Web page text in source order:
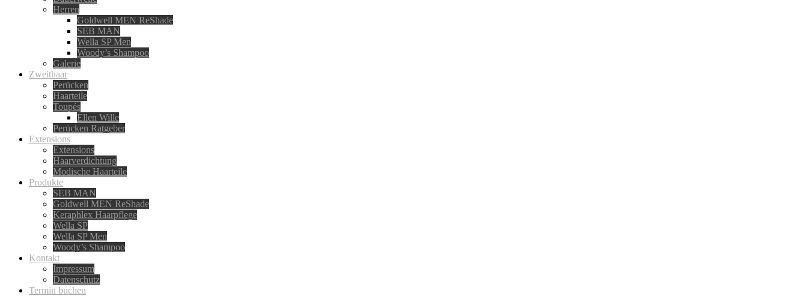
Herren
Goldwell MEN ReShade
SEB MAN
Wella SP Men
Woody’s Shampoo
Galerie
Zweithaar
Perücken
Haarteile
Toupés
Ellen Wille
Perücken Ratgeber
Extensions
Extensions
Haarverdichtung
Modische Haarteile
Produkte
SEB MAN
Goldwell MEN ReShade
Keraphlex Haarpflege
Wella SP
Wella SP Men
Woody’s Shampoo
Kontakt
Impressum
Datenschutz
Termin buchen